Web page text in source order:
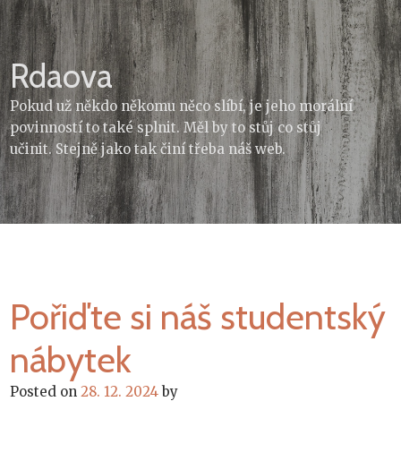
Skip
to
content
Rdaova
Pokud už někdo někomu něco slíbí, je jeho morální
povinností to také splnit. Měl by to stůj co stůj
učinit. Stejně jako tak činí třeba náš web.
Pořiďte si náš studentský
nábytek
Posted on28. 12. 2024by